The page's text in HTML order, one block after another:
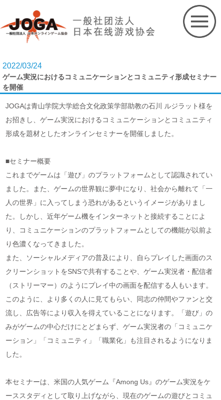
content
2022/03/24
ゲーム実況におけるコミュニケーションとコミュニティ形成セミナー
を開催
JOGAは青山学院大学総合文化政策学部助教の石川 ルジラット様を
お招きし、ゲーム実況におけるコミュニケーションとコミュニティ
形成を題材としたオンラインセミナーを開催しました。
■セミナー概要
これまでゲームは「遊び」のプラットフォームとして認識されてい
ました。また、ゲームの世界観に夢中になり、社会から離れて「一
人の世界」に入ってしまう恐れがあるというイメージがありまし
た。しかし、近年ゲーム機をインターネットと接続することによ
り、コミュニケーションのプラットフォームとしての機能が以前よ
り色濃くなってきました。
また、ソーシャルメディアの普及により、自らプレイした画面のス
クリーンショットをSNSで共有することや、ゲーム実況者・配信者
（ストリーマー）のようにプレイ中の画面を配信する人もいます。
このように、より多くの人に見てもらい、同志の仲間やファンと交
流し、広告等により収入を得えていることになります。「遊び」の
みがゲームの中心だけにとどまらず、ゲーム実況者の「コミュニケ
ーション」「コミュニティ」「職業化」も注目されるようになりま
した。
本セミナーは、米国の人気ゲーム『Among Us』のゲーム実況をケ
ーススタディとして取り上げながら、現在のゲームの遊びとコミュ